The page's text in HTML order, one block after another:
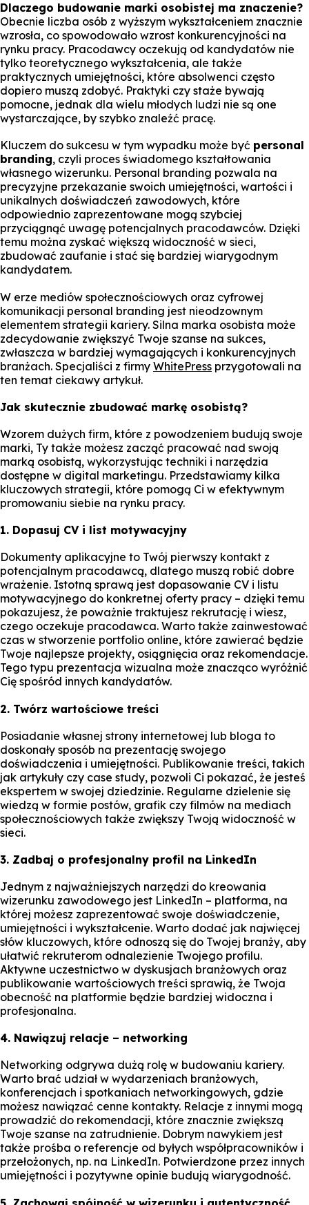
Dlaczego budowanie marki osobistej ma znaczenie?
Obecnie liczba osób z wyższym wykształceniem znacznie
wzrosła, co spowodowało wzrost konkurencyjności na
rynku pracy. Pracodawcy oczekują od kandydatów nie
tylko teoretycznego wykształcenia, ale także
praktycznych umiejętności, które absolwenci często
dopiero muszą zdobyć. Praktyki czy staże bywają
pomocne, jednak dla wielu młodych ludzi nie są one
wystarczające, by szybko znaleźć pracę.
Kluczem do sukcesu w tym wypadku może być personal
branding, czyli proces świadomego kształtowania
własnego wizerunku. Personal branding pozwala na
precyzyjne przekazanie swoich umiejętności, wartości i
unikalnych doświadczeń zawodowych, które
odpowiednio zaprezentowane mogą szybciej
przyciągnąć uwagę potencjalnych pracodawców. Dzięki
temu można zyskać większą widoczność w sieci,
zbudować zaufanie i stać się bardziej wiarygodnym
kandydatem.
W erze mediów społecznościowych oraz cyfrowej
komunikacji personal branding jest nieodzownym
elementem strategii kariery. Silna marka osobista może
zdecydowanie zwiększyć Twoje szanse na sukces,
zwłaszcza w bardziej wymagających i konkurencyjnych
branżach. Specjaliści z firmy WhitePress przygotowali na
ten temat ciekawy artykuł.
Jak skutecznie zbudować markę osobistą?
Wzorem dużych firm, które z powodzeniem budują swoje
marki, Ty także możesz zacząć pracować nad swoją
marką osobistą, wykorzystując techniki i narzędzia
dostępne w digital marketingu. Przedstawiamy kilka
kluczowych strategii, które pomogą Ci w efektywnym
promowaniu siebie na rynku pracy.
1. Dopasuj CV i list motywacyjny
Dokumenty aplikacyjne to Twój pierwszy kontakt z
potencjalnym pracodawcą, dlatego muszą robić dobre
wrażenie. Istotną sprawą jest dopasowanie CV i listu
motywacyjnego do konkretnej oferty pracy – dzięki temu
pokazujesz, że poważnie traktujesz rekrutację i wiesz,
czego oczekuje pracodawca. Warto także zainwestować
czas w stworzenie portfolio online, które zawierać będzie
Twoje najlepsze projekty, osiągnięcia oraz rekomendacje.
Tego typu prezentacja wizualna może znacząco wyróżnić
Cię spośród innych kandydatów.
2. Twórz wartościowe treści
Posiadanie własnej strony internetowej lub bloga to
doskonały sposób na prezentację swojego
doświadczenia i umiejętności. Publikowanie treści, takich
jak artykuły czy case study, pozwoli Ci pokazać, że jesteś
ekspertem w swojej dziedzinie. Regularne dzielenie się
wiedzą w formie postów, grafik czy filmów na mediach
społecznościowych także zwiększy Twoją widoczność w
sieci.
3. Zadbaj o profesjonalny profil na LinkedIn
Jednym z najważniejszych narzędzi do kreowania
wizerunku zawodowego jest LinkedIn – platforma, na
której możesz zaprezentować swoje doświadczenie,
umiejętności i wykształcenie. Warto dodać jak najwięcej
słów kluczowych, które odnoszą się do Twojej branży, aby
ułatwić rekruterom odnalezienie Twojego profilu.
Aktywne uczestnictwo w dyskusjach branżowych oraz
publikowanie wartościowych treści sprawią, że Twoja
obecność na platformie będzie bardziej widoczna i
profesjonalna.
4. Nawiązuj relacje – networking
Networking odgrywa dużą rolę w budowaniu kariery.
Warto brać udział w wydarzeniach branżowych,
konferencjach i spotkaniach networkingowych, gdzie
możesz nawiązać cenne kontakty. Relacje z innymi mogą
prowadzić do rekomendacji, które znacznie zwiększą
Twoje szanse na zatrudnienie. Dobrym nawykiem jest
także prośba o referencje od byłych współpracowników i
przełożonych, np. na LinkedIn. Potwierdzone przez innych
umiejętności i pozytywne opinie budują wiarygodność.